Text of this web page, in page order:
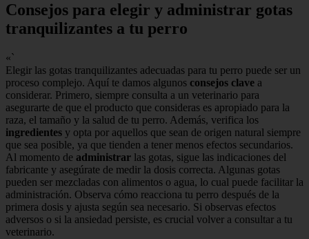
Consejos para elegir y administrar gotas
tranquilizantes a tu perro
«`
Elegir las gotas tranquilizantes adecuadas para tu perro puede ser un
proceso complejo. Aquí te damos algunos consejos clave a
considerar. Primero, siempre consulta a un veterinario para
asegurarte de que el producto que consideras es apropiado para la
raza, el tamaño y la salud de tu perro. Además, verifica los
ingredientes y opta por aquellos que sean de origen natural siempre
que sea posible, ya que tienden a tener menos efectos secundarios.
Al momento de administrar las gotas, sigue las indicaciones del
fabricante y asegúrate de medir la dosis correcta. Algunas gotas
pueden ser mezcladas con alimentos o agua, lo cual puede facilitar la
administración. Observa cómo reacciona tu perro después de la
primera dosis y ajusta según sea necesario. Si observas efectos
adversos o si la ansiedad persiste, es crucial volver a consultar a tu
veterinario.